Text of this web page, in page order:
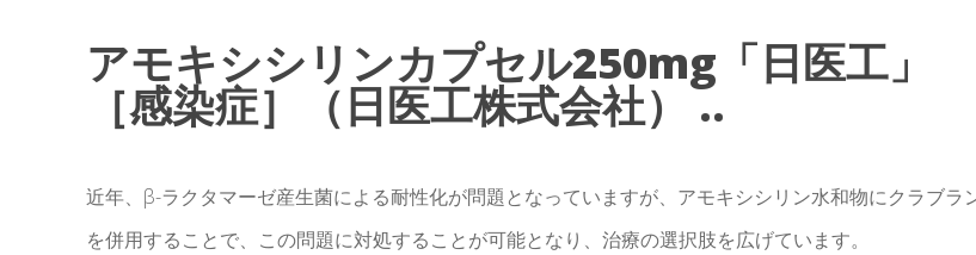
アモキシシリンカプセル250mg「日医工」
［感染症］（日医工株式会社） ..
近年、β-ラクタマーゼ産生菌による耐性化が問題となっていますが、アモキシシリン水和物にクラブラ
を併用することで、この問題に対処することが可能となり、治療の選択肢を広げています。